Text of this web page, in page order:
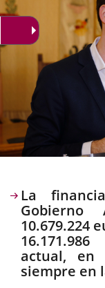
Descripción
La
Gobierno
10.679.224
actual, en
siempre en